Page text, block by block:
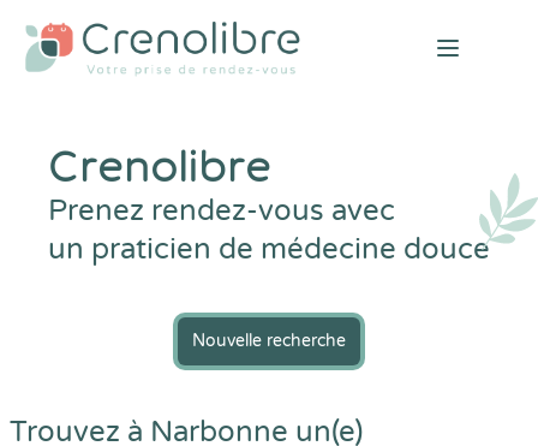
Open
Crenolibre
Prenez rendez-vous avec
un praticien de médecine douce
Nouvelle recherche
Trouvez à Narbonne un(e)